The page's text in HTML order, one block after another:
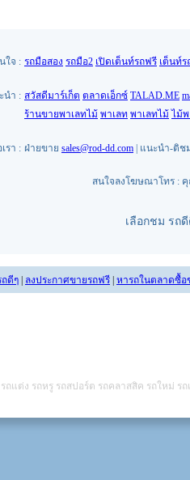
ใจ : รถมือสอง รถมือ2 เปิดเต็นท์รถฟรี เต็นท์ร
นำ : สวัสดีมาร์เก็ต ตลาดเอ็กซ์ TALAD.ME
ร้านขายพาเลทไม้ พาเลท พาเลทไม้ ไม้พ
รา : ฝ่ายขาย sales@rod-dd.com | แนะนำ-ติ
สนใจลงโฆษณาโทร : คุ
เลือกชม รถ
ดีๆ ลงประกาศขายรถฟรี หารถในตลาดซื้อ
ถแต่ง รถหรู รถสปอร์ต รถคลาสสิค รถใหม่ รถ